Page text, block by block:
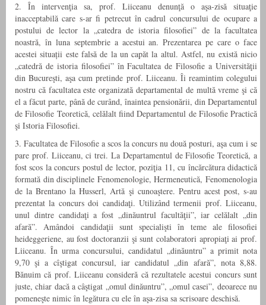
2. În intervenţia sa, prof. Liiceanu denunţă o aşa-zisă situaţie
inacceptabilă care s-ar fi petrecut în cadrul concursului de ocupare a
postului de lector la „catedra de istoria filosofiei” de la facultatea
noastră, în luna septembrie a acestui an. Prezentarea pe care o face
acestei situații este falsă de la un capăt la altul. Astfel, nu există nicio
„catedră de istoria filosofiei” în Facultatea de Filosofie a Universităţii
din Bucureşti, aşa cum pretinde prof. Liiceanu. Îi reamintim colegului
nostru că facultatea este organizată departamental de multă vreme şi că
el a făcut parte, până de curând, înaintea pensionării, din Departamentul
de Filosofie Teoretică, celălalt fiind Departamentul de Filosofie Practică
şi Istoria Filosofiei.
3. Facultatea de Filosofie a scos la concurs nu două posturi, aşa cum i se
pare prof. Liiceanu, ci trei. La Departamentul de Filosofie Teoretică, a
fost scos la concurs postul de lector, poziţia 11, cu încărcătura didactică
formată din disciplinele Fenomenologie, Hermeneutică, Fenomenologia
de la Brentano la Husserl, Artă şi cunoaştere. Pentru acest post, s-au
prezentat la concurs doi candidaţi. Utilizând termenii prof. Liiceanu,
unul dintre candidaţi a fost „dinăuntrul facultăţii”, iar celălalt „din
afară”. Amândoi candidaţii sunt specialişti în teme ale filosofiei
heideggeriene, au fost doctoranzii şi sunt colaboratori apropiaţi ai prof.
Liiceanu. În urma concursului, candidatul „dinăuntru” a primit nota
9,70 şi a cîştigat concursul, iar candidatul „din afară”, nota 8,88.
Bănuim că prof. Liiceanu consideră că rezultatele acestui concurs sunt
juste, chiar dacă a câştigat „omul dinăuntru”, „omul casei”, deoarece nu
pomeneşte nimic în legătura cu ele în aşa-zisa sa scrisoare deschisă.